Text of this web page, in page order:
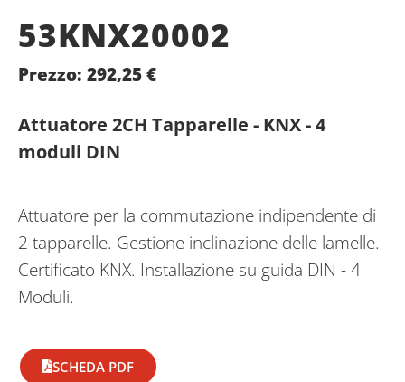
53KNX20002
Prezzo: 292,25€
Attuatore 2CH Tapparelle - KNX - 4
moduli DIN
Attuatore per la commutazione indipendente di
2 tapparelle. Gestione inclinazione delle lamelle.
Certificato KNX. Installazione su guida DIN - 4
Moduli.
SCHEDA PDF